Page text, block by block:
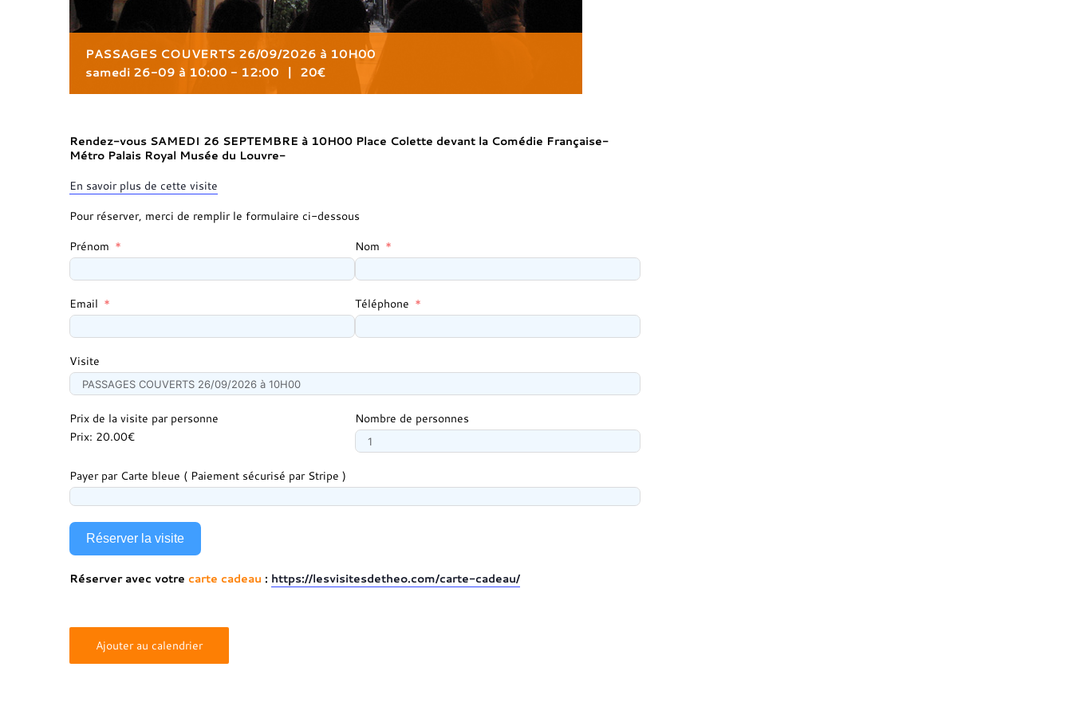
PASSAGES COUVERTS 26/09/2026 à 10H00
samedi 26-09 à 10:00 - 12:00 | 20€
Rendez-vous SAMEDI 26 SEPTEMBRE à 10H00 Place Colette devant la Comédie Française-
Métro Palais Royal Musée du Louvre-
En savoir plus de cette visite
Pour réserver, merci de remplir le formulaire ci-dessous
Prénom
Nom
Email Téléphone
Visite
Prix de la visite par personne
Prix: 20.00€
Nombre de personnes
Payer par Carte bleue ( Paiement sécurisé par Stripe )
Réserver la visite
Réserver avec votre carte cadeau : https://lesvisitesdetheo.com/carte-cadeau/
Ajouter au calendrier